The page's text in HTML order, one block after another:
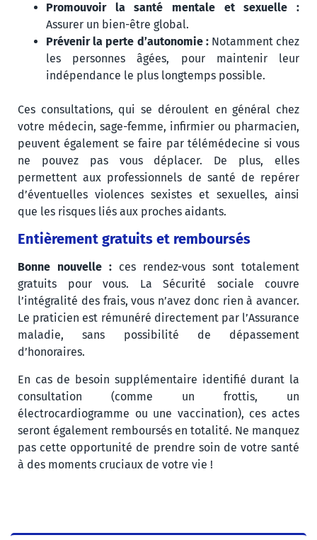
Promouvoir la santé mentale et sexuelle :
Assurer un bien-être global.
Prévenir la perte d’autonomie :Notamment chez
les personnes âgées, pour maintenir leur
indépendance le plus longtemps possible.
Ces consultations, qui se déroulent en général chez
votre médecin, sage-femme, infirmier ou pharmacien,
peuvent également se faire par télémédecine si vous
ne pouvez pas vous déplacer. De plus, elles
permettent aux professionnels de santé de repérer
d’éventuelles violences sexistes et sexuelles, ainsi
que les risques liés aux proches aidants.
Entièrement gratuits et remboursés
Bonne nouvelle : ces rendez-vous sont totalement
gratuits pour vous. La Sécurité sociale couvre
l’intégralité des frais, vous n’avez donc rien à avancer.
Le praticien est rémunéré directement par l’Assurance
maladie, sans possibilité de dépassement
d’honoraires.
En cas de besoin supplémentaire identifié durant la
consultation (comme un frottis, un
électrocardiogramme ou une vaccination), ces actes
seront également remboursés en totalité. Ne manquez
pas cette opportunité de prendre soin de votre santé
à des moments cruciaux de votre vie !